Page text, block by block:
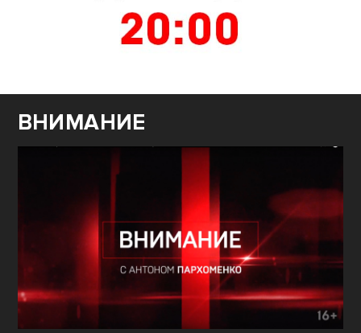
ВНИМАНИЕ